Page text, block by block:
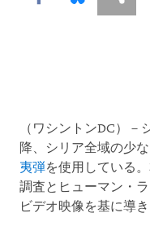
（ワシントンDC）－
降、シリア全域の少
夷弾を使用している
調査とヒューマン・
ビデオ映像を基に導き